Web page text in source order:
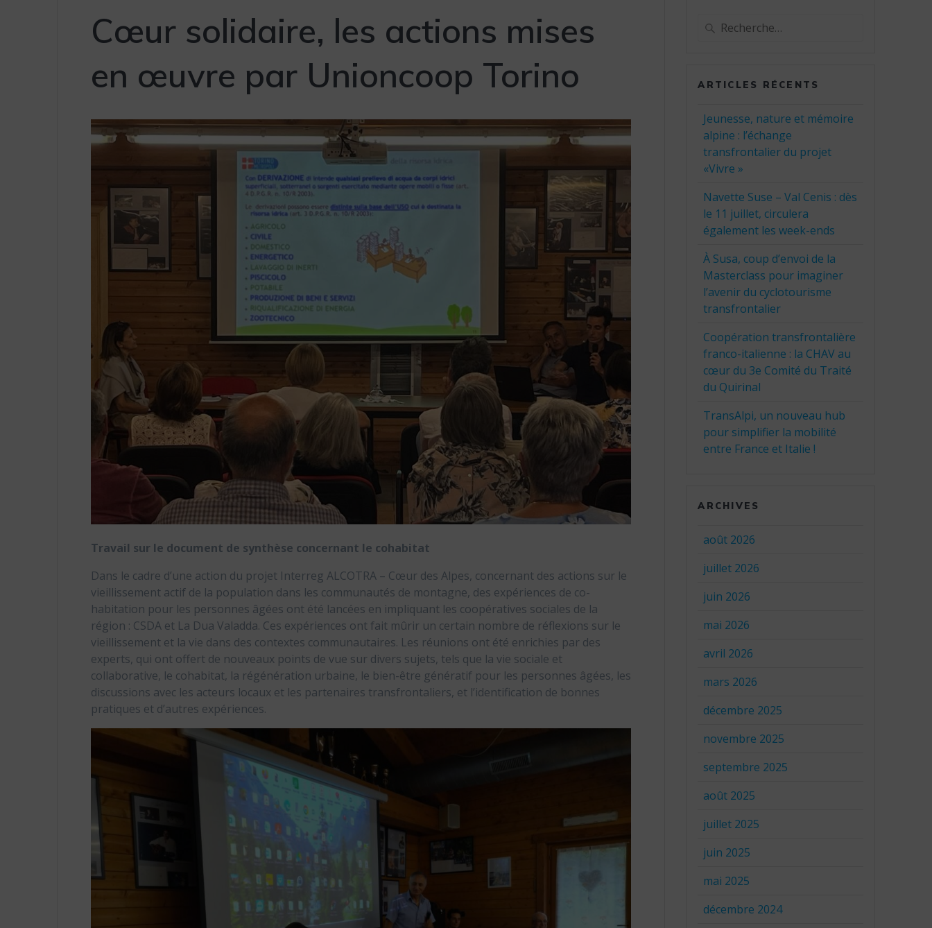
Cœur solidaire, les actions mises
en œuvre par Unioncoop Torino
Travail sur le document de synthèse concernant le cohabitat
Dans le cadre d’une action du projet Interreg ALCOTRA – Cœur des Alpes, concernant des actions sur le
vieillissement actif de la population dans les communautés de montagne, des expériences de co-
habitation pour les personnes âgées ont été lancées en impliquant les coopératives sociales de la
région : CSDA et La Dua Valadda. Ces expériences ont fait mûrir un certain nombre de réflexions sur le
vieillissement et la vie dans des contextes communautaires. Les réunions ont été enrichies par des
experts, qui ont offert de nouveaux points de vue sur divers sujets, tels que la vie sociale et
collaborative, le cohabitat, la régénération urbaine, le bien-être génératif pour les personnes âgées, les
discussions avec les acteurs locaux et les partenaires transfrontaliers, et l’identification de bonnes
pratiques et d’autres expériences.
Recherche
pour
ARTICLES RÉCENTS
Jeunesse, nature et mémoire
alpine : l’échange
transfrontalier du projet
«Vivre »
Navette Suse – Val Cenis : dès
le 11 juillet, circulera
également les week-ends
À Susa, coup d’envoi de la
Masterclass pour imaginer
l’avenir du cyclotourisme
transfrontalier
Coopération transfrontalière
franco-italienne : la CHAV au
cœur du 3e Comité du Traité
du Quirinal
TransAlpi, un nouveau hub
pour simplifier la mobilité
entre France et Italie !
ARCHIVES
août 2026
juillet 2026
juin 2026
mai 2026
avril 2026
mars 2026
décembre 2025
novembre 2025
septembre 2025
août 2025
juillet 2025
juin 2025
mai 2025
décembre 2024